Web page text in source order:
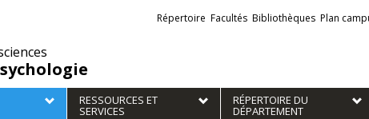
Liens
externes
Répertoire Facultés Bibliothèques Plan
RESSOURCES ET
SERVICES
RÉPERTOIRE DU
DÉPARTEMENT